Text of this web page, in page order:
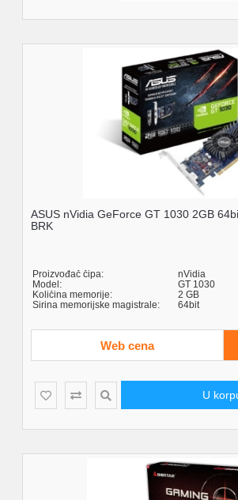
ASUS nVidia GeForce GT 1030 2GB
BRK
Proizvođač čipa:
nVidia
Model:
GT 1030
Količina memorije:
2 GB
Širina memorijske magistrale:
64bit
Web cena
U